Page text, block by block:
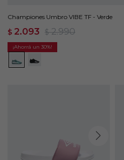
Championes Umbro VIBE TF - Verde
$ 2.093 $ 2.990
30